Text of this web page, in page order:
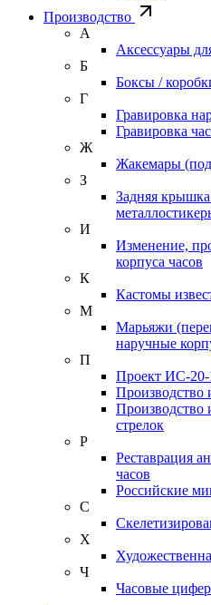
Производство
А
Аксессуары
Б
Боксы /
Г
Гравировка
Гравировка
Ж
Жакемары
З
Задняя крышка
И
Изменение,
корпуса часов
К
Кастомы
М
Марьяжи
наручные
П
Проект ИС-
Производство
Производство
стрелок
Р
Реставрация
часов
Российские
С
Х
Ч
Часовые